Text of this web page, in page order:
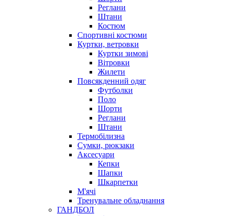
Реглани
Штани
Костюм
Спортивні костюми
Куртки, ветровки
Куртки зимові
Вітровки
Жилети
Повсякденний одяг
Футболки
Поло
Шорти
Реглани
Штани
Термобілизна
Сумки, рюкзаки
Аксесуари
Кепки
Шапки
Шкарпетки
М'ячі
Тренувальне обладнання
ГАНДБОЛ